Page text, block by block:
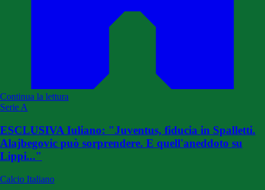
Continua la lettura
Serie A
ESCLUSIVA Iuliano: "Juventus, fiducia in Spalletti.
Alajbegovic può sorprendere. E quell'aneddoto su
Lippi..."
Calcio Italiano